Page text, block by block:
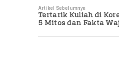
Artikel Sebelumnya
Tertarik Kuliah di
5 Mitos dan Fakta